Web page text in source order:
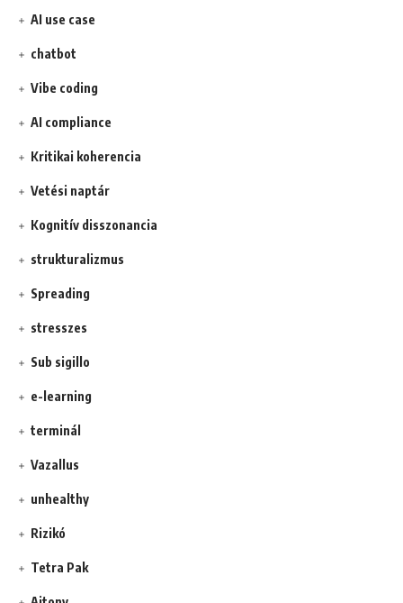
AI use case
chatbot
Vibe coding
AI compliance
Kritikai koherencia
Vetési naptár
Kognitív disszonancia
strukturalizmus
Spreading
stresszes
Sub sigillo
e-learning
terminál
Vazallus
unhealthy
Rizikó
Tetra Pak